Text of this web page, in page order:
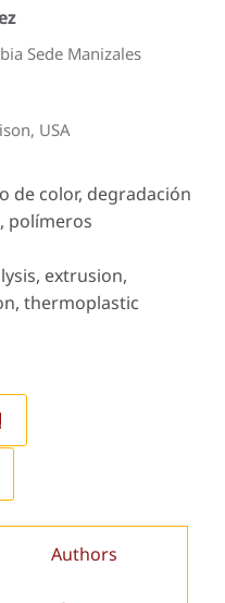
Sede Manizales
USA
de color, degradación
polímeros
extrusion,
thermoplastic
Authors